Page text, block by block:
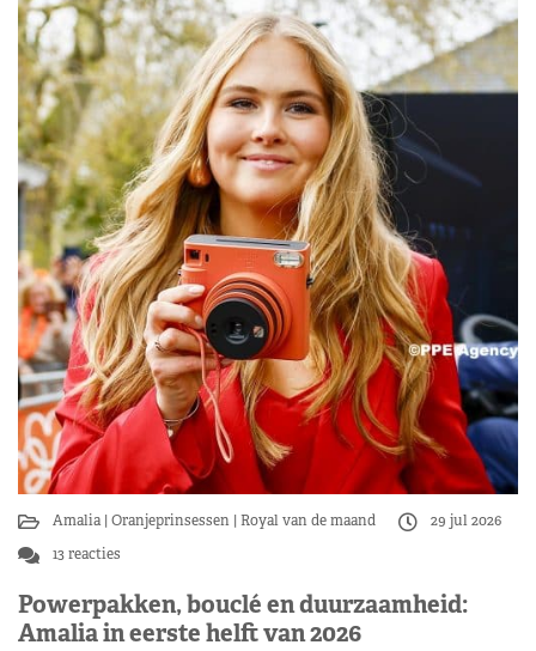
Amalia Oranjeprinsessen Royal van de maand
29 jul 2026
13 reacties
Powerpakken, bouclé en duurzaamheid:
Amalia in eerste helft van 2026